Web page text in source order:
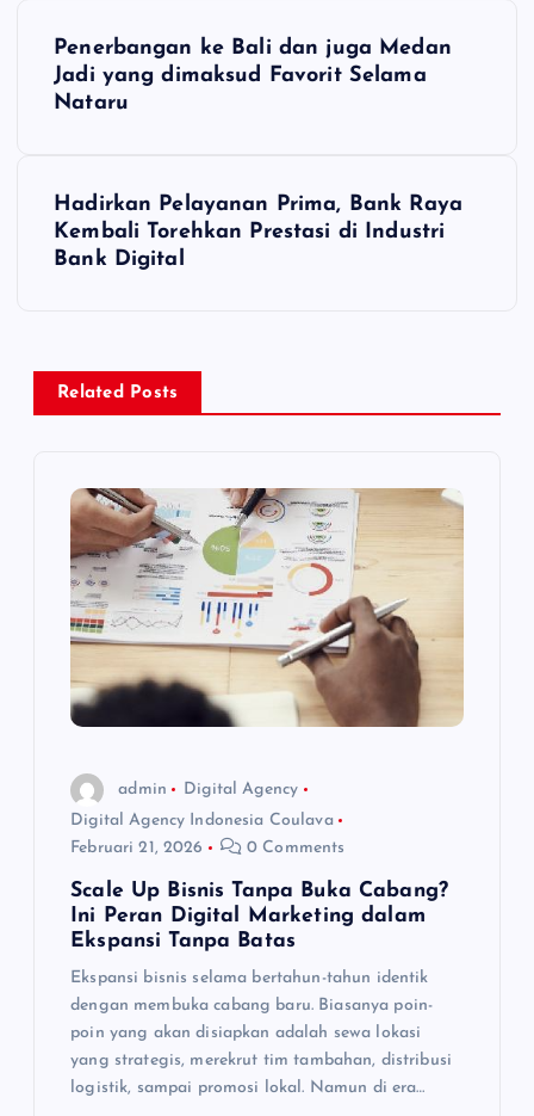
N
s
Penerbangan ke Bali dan juga Medan
Jadi yang dimaksud Favorit Selama
Nataru
Hadirkan Pelayanan Prima, Bank Raya
Kembali Torehkan Prestasi di Industri
Bank Digital
Related Posts
admin
Digital Agency
Digital Agency Indonesia Coulava
Februari 21, 2026
0 Comments
Scale Up Bisnis Tanpa Buka Cabang?
Ini Peran Digital Marketing dalam
Ekspansi Tanpa Batas
Ekspansi bisnis selama bertahun-tahun identik
dengan membuka cabang baru. Biasanya poin-
poin yang akan disiapkan adalah sewa lokasi
yang strategis, merekrut tim tambahan, distribusi
logistik, sampai promosi lokal. Namun di era…